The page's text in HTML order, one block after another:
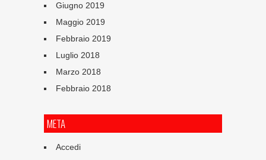
Giugno 2019
Maggio 2019
Febbraio 2019
Luglio 2018
Marzo 2018
Febbraio 2018
META
Accedi